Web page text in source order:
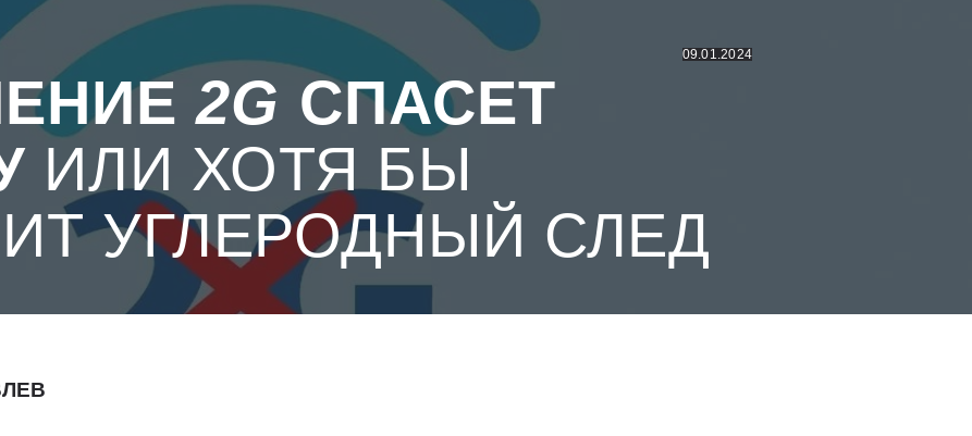
09.01.2024
2G СПАСЕТ
ИЛИ ХОТЯ БЫ
УГЛЕРОДНЫЙ СЛЕД